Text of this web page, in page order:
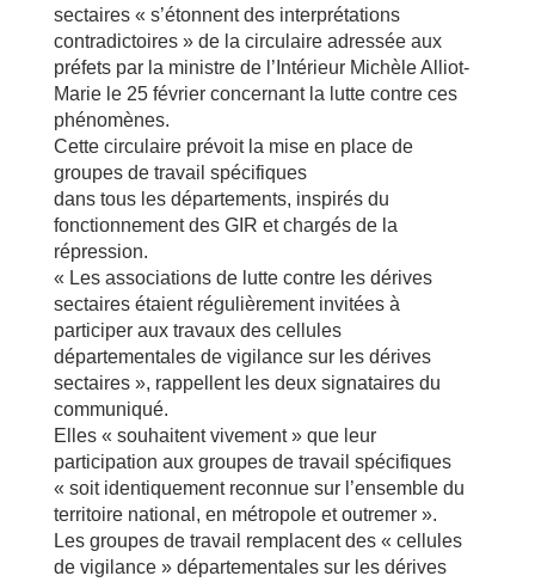
sectaires « s’étonnent des interprétations
contradictoires » de la circulaire adressée aux
préfets par la ministre de l’Intérieur Michèle Alliot-
Marie le 25 février concernant la lutte contre ces
phénomènes.
Cette circulaire prévoit la mise en place de
groupes de travail spécifiques
dans tous les départements, inspirés du
fonctionnement des GIR et chargés de la
répression.
« Les associations de lutte contre les dérives
sectaires étaient régulièrement invitées à
participer aux travaux des cellules
départementales de vigilance sur les dérives
sectaires », rappellent les deux signataires du
communiqué.
Elles « souhaitent vivement » que leur
participation aux groupes de travail spécifiques
« soit identiquement reconnue sur l’ensemble du
territoire national, en métropole et outremer ».
Les groupes de travail remplacent des « cellules
de vigilance » départementales sur les dérives